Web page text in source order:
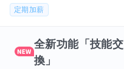
定期加薪
全新功能「技能交
換」